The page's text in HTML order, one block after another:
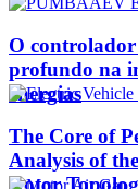
O
profundo na
energias
The Core of
Analysis of
Rotor